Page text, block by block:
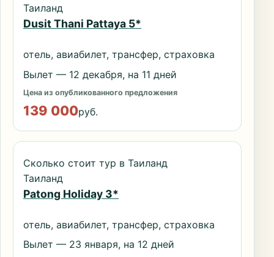
Таиланд
Dusit Thani Pattaya 5*
отель, авиабилет, трансфер, страховка
Вылет — 12 декабря, на 11 дней
Цена из опубликованного предложения
139 000руб.
Сколько стоит тур в Таиланд
Таиланд
Patong Holiday 3*
отель, авиабилет, трансфер, страховка
Вылет — 23 января, на 12 дней